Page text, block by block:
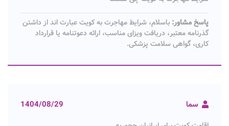
پاسخ مشاور: باسلام، شرایط مهاجرت به کویت عبارت اند از داشتن
گذرنامه معتبر، دریافت ویزای مناسب، ارائه دعوتنامه یا قرارداد
کاری، گواهی سلامت پزشکی.
سما 1404/08/29